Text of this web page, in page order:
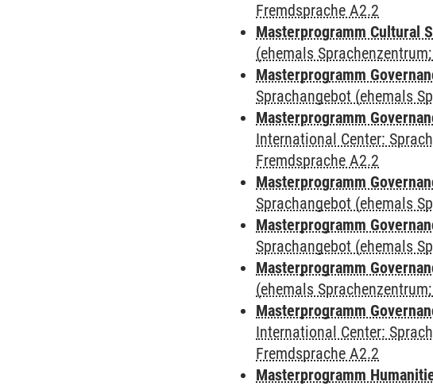
Fremdsprache A2.2
Masterprogramm Cultural
(ehemals
Masterprogramm
Sprachangebot (ehemals
Masterprogramm
International Center:
Fremdsprache A2.2
Masterprogramm
Sprachangebot (ehemals
Masterprogramm
Sprachangebot (ehemals
Masterprogramm
(ehemals
Masterprogramm
International Center:
Fremdsprache A2.2
Masterprogramm